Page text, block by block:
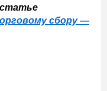
сбору —